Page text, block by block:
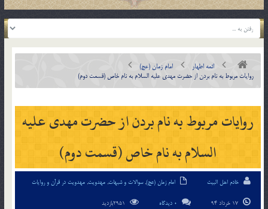
ائمه اطهار
امام زمان (عج)
روايات مربوط به نام بردن از حضرت مهدی عليه السلام به نام خاص (قسمت دوم)
روايات مربوط به نام بردن از حضرت مهدی عليه
السلام به نام خاص (قسمت دوم)
خادم اهل البیت امام زمان (عج),سوالات و شبهات, مهدویت, مهدویت در قرآن و روایات
0 دیدگاه